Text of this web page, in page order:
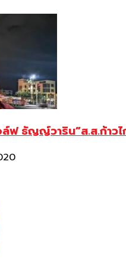
ธัญญ์วาริน”ส.ส.ก้าวไ